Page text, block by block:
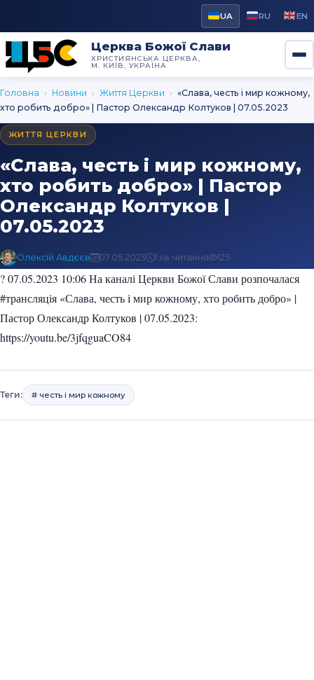
UA RU EN
Церква Божої Слави
ХРИСТИЯНСЬКА ЦЕРКВА,
М. КИЇВ, УКРАЇНА
Головна › Новини › Життя Церкви › «Слава, честь і мир кожному,
хто робить добро» | Пастор Олександр Колтуков | 07.05.2023
ЖИТТЯ ЦЕРКВИ
«Слава, честь і мир кожному,
хто робить добро» | Пастор
Олександр Колтуков |
07.05.2023
Олексій Авдєєв 07.05.2023 1 хв читання 125
? 07.05.2023 10:06 На каналі Церкви Божої Слави розпочалася
#трансляція «Слава, честь і мир кожному, хто робить добро» |
Пастор Олександр Колтуков | 07.05.2023:
https://youtu.be/3jfqguaCO84
Теги: # честь і мир кожному